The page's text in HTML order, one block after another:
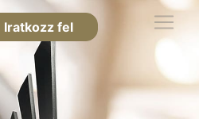
Iratkozz fel